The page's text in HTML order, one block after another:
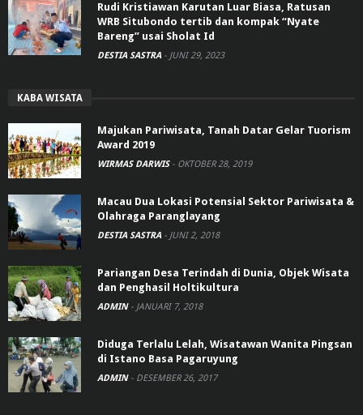
Rudi Kristiawan Karutan Luar Biasa, Ratusan
WRB Situbondo tertib dan kompak “Nyate
Bareng” usai Sholat Id
DESTIA SASTRA - JUNI 29, 2023
KABA WISATA
Majukan Pariwisata, Tanah Datar Gelar Tuorism
Award 2019
WIRMAS DARWIS - OKTOBER 28, 2019
Macau Dua Lokasi Potensial Sektor Pariwisata &
Olahraga Paranglayang
DESTIA SASTRA - JUNI 2, 2018
Pariangan Desa Terindah di Dunia, Objek Wisata
dan Penghasil Holtikultura
ADMIN - JANUARI 7, 2018
Diduga Terlalu Lelah, Wisatawan Wanita Pingsan
di Istano Basa Pagaruyung
ADMIN - DESEMBER 26, 2017